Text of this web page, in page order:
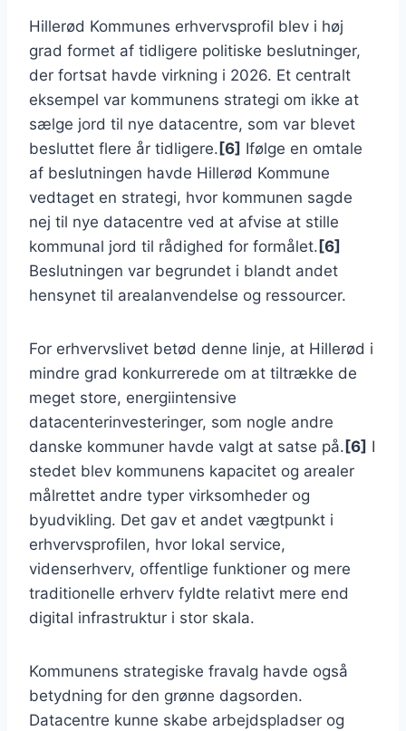
Hillerød Kommunes erhvervsprofil blev i høj
grad formet af tidligere politiske beslutninger,
der fortsat havde virkning i 2026. Et centralt
eksempel var kommunens strategi om ikke at
sælge jord til nye datacentre, som var blevet
besluttet flere år tidligere. [6] Ifølge en omtale
af beslutningen havde Hillerød Kommune
vedtaget en strategi, hvor kommunen sagde
nej til nye datacentre ved at afvise at stille
kommunal jord til rådighed for formålet. [6]
Beslutningen var begrundet i blandt andet
hensynet til arealanvendelse og ressourcer.
For erhvervslivet betød denne linje, at Hillerød i
mindre grad konkurrerede om at tiltrække de
meget store, energiintensive
datacenterinvesteringer, som nogle andre
danske kommuner havde valgt at satse på. [6] I
stedet blev kommunens kapacitet og arealer
målrettet andre typer virksomheder og
byudvikling. Det gav et andet vægtpunkt i
erhvervsprofilen, hvor lokal service,
videnserhverv, offentlige funktioner og mere
traditionelle erhverv fyldte relativt mere end
digital infrastruktur i stor skala.
Kommunens strategiske fravalg havde også
betydning for den grønne dagsorden.
Datacentre kunne skabe arbejdspladser og